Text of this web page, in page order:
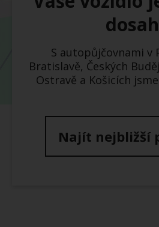
S autopůjčovnami v
Bratislavě, Českých
Ostravě a Košicích
Najít nejbližší